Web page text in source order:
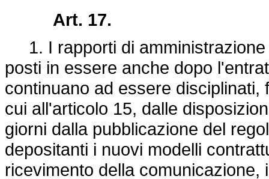
Art. 17.
1. I rapporti di amministrazione
posti in essere anche dopo
continuano ad essere
cui all'articolo 15, dalle
giorni dalla pubblicazione del
depositanti i nuovi modelli
ricevimento della